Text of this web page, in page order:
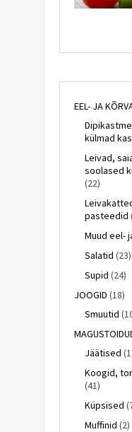
EEL- JA
külmad
Leivad,
soolased
(22)
pasteedid
Muud eel-
Salatid (23)
Supid (24)
JOOGID (18)
Smuutid
Jäätised
Koogid,
(41)
Küpsised
Muffinid (2)